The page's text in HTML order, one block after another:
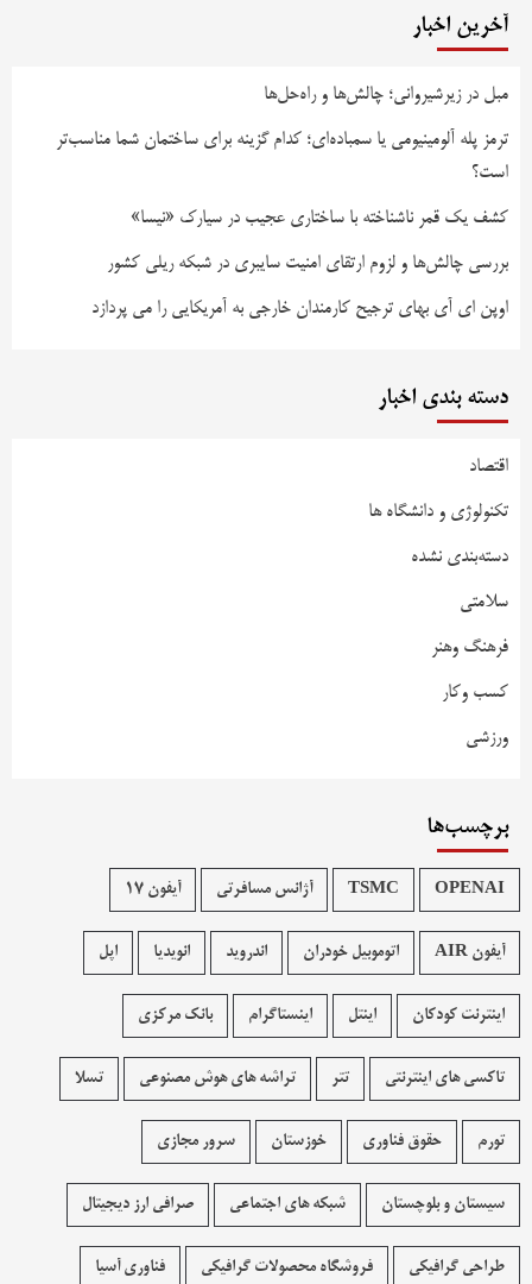
آخرین اخبار
مبل در زیرشیروانی؛ چالش‌ها و راه‌حل‌ها
ترمز پله آلومینیومی یا سمباده‌ای؛ کدام گزینه برای ساختمان شما مناسب‌تر
است؟
کشف یک قمر ناشناخته با ساختاری عجیب در سیارک «نیسا»
بررسی چالش‌ها و لزوم ارتقای امنیت سایبری در شبکه ریلی کشور
اوپن ای آی بهای ترجیح کارمندان خارجی به آمریکایی را می پردازد
دسته بندی اخبار
اقتصاد
تکنولوژی و دانشگاه ها
دسته‌بندی نشده
سلامتی
فرهنگ وهنر
کسب وکار
ورزشی
برچسب‌ها
OPENAI
TSMC آژانس مسافرتی آیفون 17
آیفون AIR اتوموبیل خودران اندروید انویدیا اپل
اینترنت کودکان اینتل اینستاگرام بانک مرکزی
تاکسی های اینترنتی تتر تراشه های هوش مصنوعی تسلا
تورم حقوق فناوری خوزستان سرور مجازی
سیستان و بلوچستان شبکه های اجتماعی صرافی ارز دیجیتال
طراحی گرافیکی فروشگاه محصولات گرافيکی فناوری آسیا